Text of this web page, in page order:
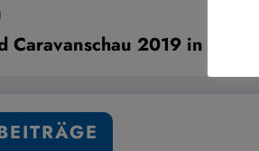
Caravanschau 2019 in Haltern